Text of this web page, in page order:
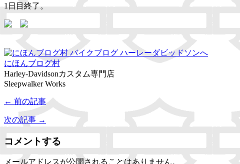
1日目終
福岡から来たさ
にほんブログ村
Harley-Davidsonカスタム専門店
Sleepwalker Works
← 前の記事
次の記事 →
コメントする
メールアドレスが公開されることはありません。